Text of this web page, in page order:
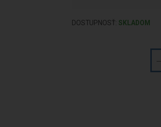
DOSTUPNOSŤ: SKLADOM